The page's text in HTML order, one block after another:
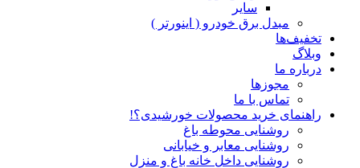
سایر
مبدل برق خودرو ( اینورتر )
تخفیف‌ها
وبلاگ
درباره ما
مجوزها
تماس با ما
راهنمای خرید محصولات خورشیدی؟!
روشنایی محوطه باغ
روشنایی معابر و خیابانی
روشنایی داخل خانه باغ و منزل